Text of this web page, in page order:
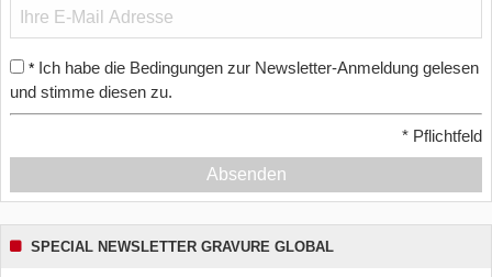
* Ich habe die Bedingungen zur Newsletter-Anmeldung gelesen
und stimme diesen zu.
* Pflichtfeld
Absenden
SPECIAL NEWSLETTER GRAVURE GLOBAL